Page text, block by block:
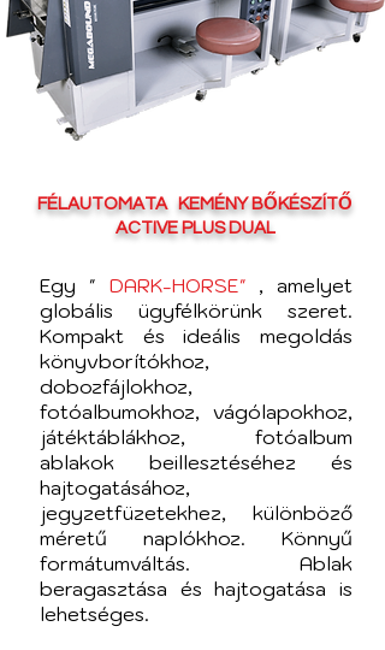
FÉLAUTOMATA KEMÉNY BŐKÉSZÍTŐ
ACTIVE PLUS DUAL
Egy " DARK-HORSE", amelyet
globális ügyfélkörünk szeret.
Kompakt és ideális megoldás
könyvborítókhoz,
dobozfájlokhoz,
fotóalbumokhoz, vágólapokhoz,
játéktáblákhoz, fotóalbum
ablakok beillesztéséhez és
hajtogatásához,
jegyzetfüzetekhez, különböző
méretű naplókhoz. Könnyű
formátumváltás. Ablak
beragasztása és hajtogatása is
lehetséges.